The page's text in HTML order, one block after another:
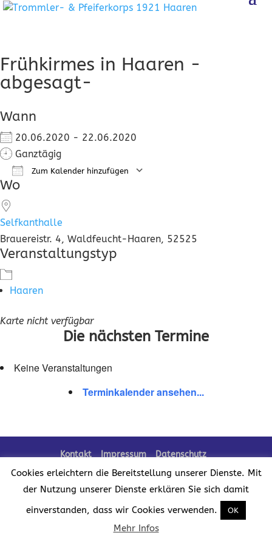
Frühkirmes in Haaren -
abgesagt-
Wann
20.06.2020 - 22.06.2020
Ganztägig
Zum Kalender hinzufügen
Wo
Selfkanthalle
Brauereistr. 4, Waldfeucht-Haaren, 52525
Veranstaltungstyp
Haaren
Karte nicht verfügbar
Die nächsten Termine
Keine Veranstaltungen
Terminkalender ansehen...
Kontakt Impressum Datenschutz
Realisation der Website:
Cookies erleichtern die Bereitstellung unserer Dienste. Mit
der Nutzung unserer Dienste erklären Sie sich damit
einverstanden, dass wir Cookies verwenden.
OK
Mehr Infos